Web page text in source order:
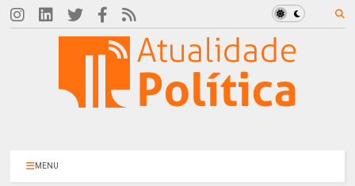
MENU